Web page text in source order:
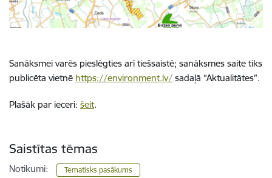
Sanāksmei varēs pieslēgties arī tiešsaistē; sanāksmes saite tiks
publicēta vietnē https://environment.lv/ sadaļā “Aktualitātes”.
Plašāk par ieceri: šeit.
Saistītas tēmas
Notikumi: Tematisks pasākums